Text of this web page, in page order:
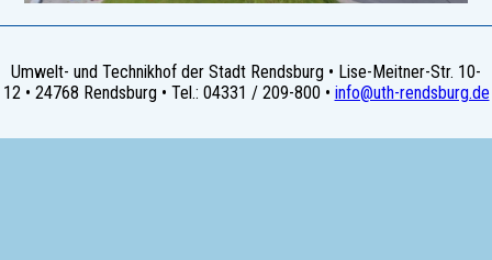
Umwelt- und Technikhof der Stadt Rendsburg • Lise-Meitner-Str. 10-
12 • 24768 Rendsburg • Tel.: 04331 / 209-800 • info@uth-rendsburg.de